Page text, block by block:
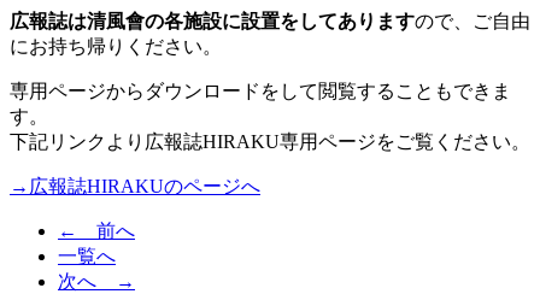
広報誌は清風會の各施設に設置をしてありますので、ご自由
にお持ち帰りください。
専用ページからダウンロードをして閲覧することもできま
す。
下記リンクより広報誌HIRAKU専用ページをご覧ください。
→広報誌HIRAKUのページへ
← 前へ
一覧へ
次へ →